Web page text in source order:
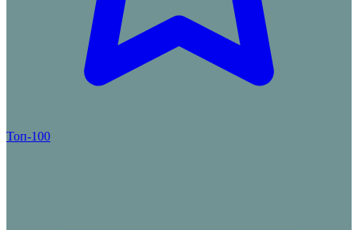
Топ-100